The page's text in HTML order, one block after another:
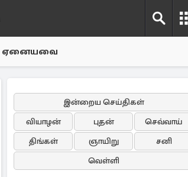
ஏனையவை
இன்றைய செய்திகள்
வியாழன்
புதன்
செவ்வாய்
திங்கள்
ஞாயிறு
சனி
வெள்ளி